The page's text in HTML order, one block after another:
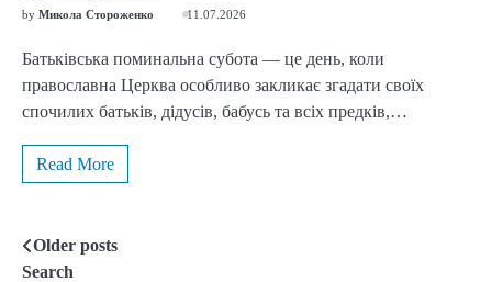
by Микола Стороженко 11.07.2026
Батьківська поминальна субота — це день, коли
православна Церква особливо закликає згадати своїх
спочилих батьків, дідусів, бабусь та всіх предків,…
Read More
Posts
Older posts
Search